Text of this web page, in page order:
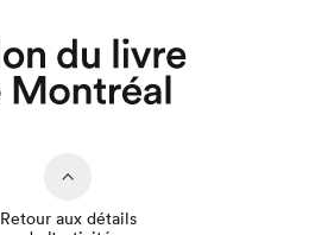
Retour aux détails